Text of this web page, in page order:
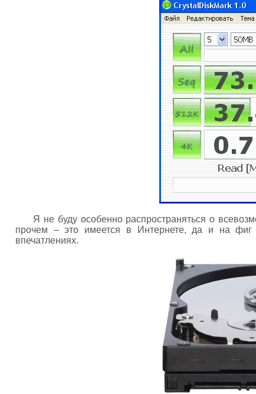
Я не буду особенно распространяться о
прочем – это имеется в Интернете, да и на фиг
впечатлениях.